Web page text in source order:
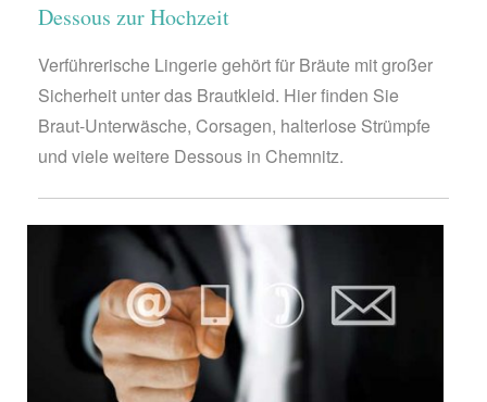
Dessous zur Hochzeit
Verführerische Lingerie gehört für Bräute mit großer
Sicherheit unter das Brautkleid. Hier finden Sie
Braut-Unterwäsche, Corsagen, halterlose Strümpfe
und viele weitere Dessous in Chemnitz.